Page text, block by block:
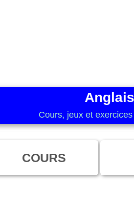
Cours, jeux et
COURS